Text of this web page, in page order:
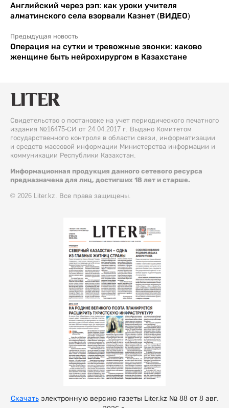
Английский через рэп: как уроки учителя
алматинского села взорвали Казнет (ВИДЕО)
Предыдущая новость
Операция на сутки и тревожные звонки: каково
женщине быть нейрохирургом в Казахстане
Свидетельство о постановке на учет периодического печатного
издания №16475-СИ от 24.04.2017 г. Выдано Комитетом
государственного контроля в области связи, информатизации
и средств массовой информации Министерства информации и
коммуникации Республики Казахстан.
Информационная продукция данного сетевого ресурса
предназначена для лиц, достигших 18 лет и старше.
© 2026 Liter.kz. Все права защищены.
Скачатьэлектронную версию газеты Liter.kz № 88 от 8 авг.